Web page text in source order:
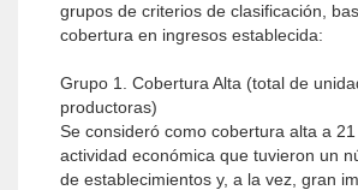
grupos de criterios de clasificación,
cobertura en ingresos establecida:
Grupo 1. Cobertura Alta (total de
productoras)
Se consideró como cobertura alta a
actividad económica que tuvieron un
de establecimientos y, a la vez, gran